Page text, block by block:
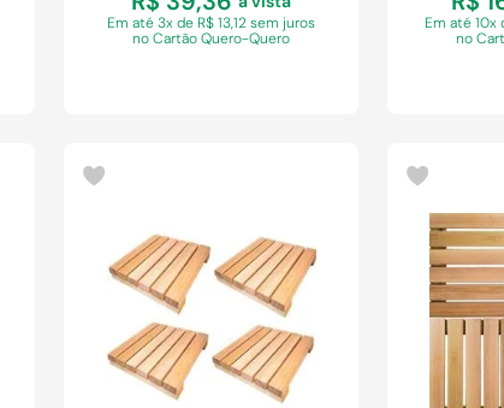
Em até 3x de R$ 13,12 sem juros
no Cartão Quero-Quero
COMPRAR
Ematé 10x
no